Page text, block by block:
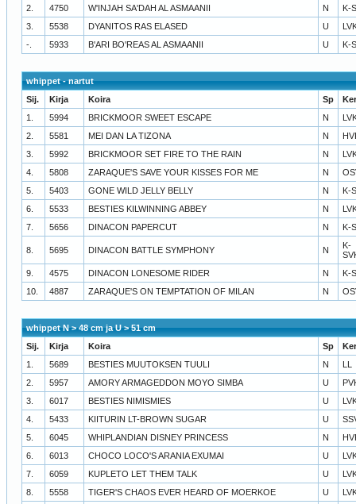
2.
4750 W'INJAH SA'DAH AL ASMAANII N
K-
3.
5538 DYANITOS RAS ELASED U
-.
5933 B'ARI BO'REAS AL ASMAANII U K-
whippet - nartut
Sij.
Kirja Koira Sp
1.
5994 BRICKMOOR SWEET ESCAPE N
2.
5581 MEI DAN LA TIZONA N
3.
5992 BRICKMOOR SET FIRE TO THE RAIN N
4.
5808 ZARAQUE'S SAVE YOUR KISSES FOR ME N
5.
5403 GONE WILD JELLY BELLY N
K-
6.
5533 BESTIES KILWINNING ABBEY N
7.
5656 DINACON PAPERCUT N K-
8. 5695 DINACON BATTLE SYMPHONY N
K-
9.
4575 DINACON LONESOME RIDER N
K-
10.
4887 ZARAQUE'S ON TEMPTATION OF MILAN N
whippet N > 48 cm ja U > 51 cm
Sij.
Kirja Koira Sp
1.
5689 BESTIES MUUTOKSEN TUULI N
LL
2.
5957 AMORY ARMAGEDDON MOYO SIMBA U
3.
6017 BESTIES NIMISMIES U
4.
5433 KIITURIN LT-BROWN SUGAR U
5.
6045 WHIPLANDIAN DISNEY PRINCESS N
6.
6013 CHOCO LOCO'S ARANIA EXUMAI U
7.
6059 KUPLETO LET THEM TALK U
8.
5558 TIGER'S CHAOS EVER HEARD OF MOERKOE U